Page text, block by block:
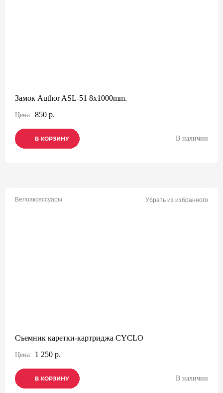
Замок Author ASL-51 8x1000mm.
Цена: 850 р.
В КОРЗИНУ
В КОРЗИНУ
В КОРЗИНУ В наличии
Велоаксессуары Убрать из избранного
Съемник каретки-картриджа CYCLO
Цена: 1 250 р.
В КОРЗИНУ
В КОРЗИНУ
В КОРЗИНУ В наличии